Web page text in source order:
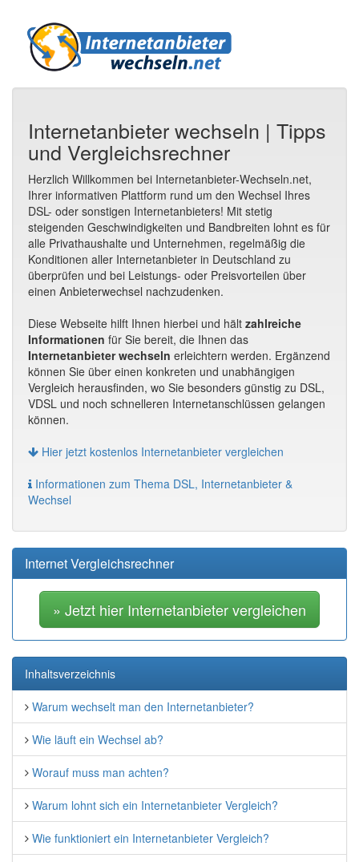
Internetanbieter wechseln | Tipps
und Vergleichsrechner
Herzlich Willkommen bei Internetanbieter-Wechseln.net,
Ihrer informativen Plattform rund um den Wechsel Ihres
DSL- oder sonstigen Internetanbieters! Mit stetig
steigenden Geschwindigkeiten und Bandbreiten lohnt es für
alle Privathaushalte und Unternehmen, regelmäßig die
Konditionen aller Internetanbieter in Deutschland zu
überprüfen und bei Leistungs- oder Preisvorteilen über
einen Anbieterwechsel nachzudenken.
Diese Webseite hilft Ihnen hierbei und hält zahlreiche
Informationen für Sie bereit, die Ihnen das
Internetanbieter wechseln erleichtern werden. Ergänzend
können Sie über einen konkreten und unabhängigen
Vergleich herausfinden, wo Sie besonders günstig zu DSL,
VDSL und noch schnelleren Internetanschlüssen gelangen
können.
Hier jetzt kostenlos Internetanbieter vergleichen
Informationen zum Thema DSL, Internetanbieter &
Wechsel
Internet Vergleichsrechner
» Jetzt hier Internetanbieter vergleichen
Inhaltsverzeichnis
Warum wechselt man den Internetanbieter?
Wie läuft ein Wechsel ab?
Worauf muss man achten?
Warum lohnt sich ein Internetanbieter Vergleich?
Wie funktioniert ein Internetanbieter Vergleich?